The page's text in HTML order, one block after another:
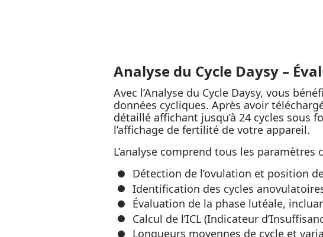
Analyse du Cycle Daysy –
Avec l’Analyse du Cycle Daysy, vous
données cycliques. Après avoir
détaillé affichant jusqu’à 24 cycles sous
l’affichage de fertilité de votre appareil.
L’analyse comprend tous les
Détection de l’ovulation et position
Identification des cycles
Évaluation de la phase lutéale,
Calcul de l’ICL (Indicateur
Longueurs moyennes de cycle et